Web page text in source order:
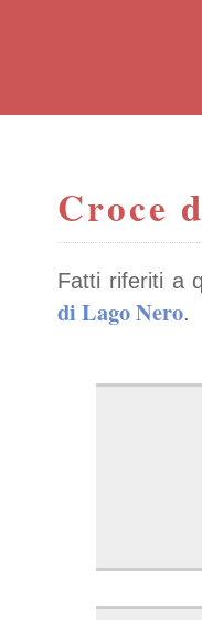
Croce
Fatti riferiti a
di Lago Nero.